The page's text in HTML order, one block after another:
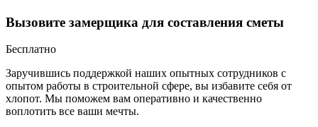
Вызовите замерщика для составления сметы
Бесплатно
Заручившись поддержкой наших опытных сотрудников с
опытом работы в строительной сфере, вы избавите себя от
хлопот. Мы поможем вам оперативно и качественно
воплотить все ваши мечты.